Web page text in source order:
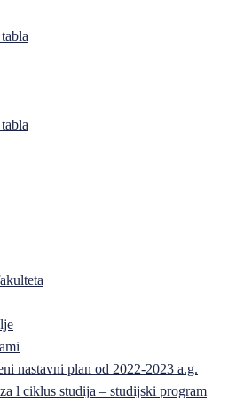
nastavni plan od 2022-2023 a.g.
l ciklus studija – studijski program